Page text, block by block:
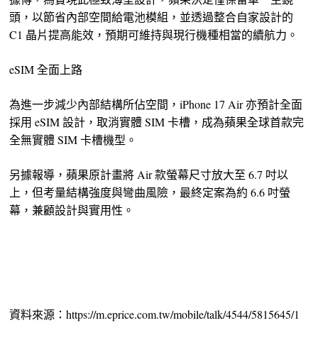
頭，以節省內部空間給電池模組，並透過整合自家設計的
C1 晶片提高能效，預期可維持與現行機種相當的續航力。
eSIM 全面上路
為進一步減少內部結構所佔空間，iPhone 17 Air 亦預計全面
採用 eSIM 設計，取消實體 SIM 卡槽，成為蘋果全球首款完
全無實體 SIM 卡槽機型。
另據報導，蘋果原計畫將 Air 款螢幕尺寸放大至 6.7 吋以
上，但考量結構強度與彎曲風險，最終定案為約 6.6 吋螢
幕，兼顧設計與實用性。
資料來源：https://m.eprice.com.tw/mobile/talk/4544/5815645/1